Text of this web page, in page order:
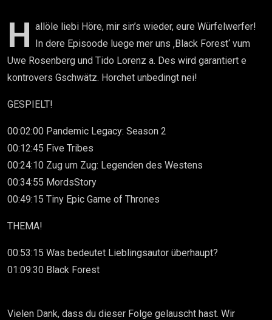
H allöle liebi Höre, mir sin’s wieder, eure Würfelwerfer!
In dere Episoode luege mer uns ‚Black Forest‘ vum
Uwe Rosenberg und Tido Lorenz a. Des wird garantiert e
kontrovers Gschwätz. Horchet unbedingt nei!
GESPIELT!
00:02:00 Pandemic Legacy: Season 2
00:12:45 Five Tribes
00:24:10 Zug um Zug: Legenden des Westens
00:34:55 MordsStory
00:49:15 Tiny Epic Game of Thrones
THEMA!
00:53:15 Was bedeutet Lieblingsautor überhaupt?
01:09:30 Black Forest
Vielen Dank, dass du dieser Folge gelauscht hast. Wir